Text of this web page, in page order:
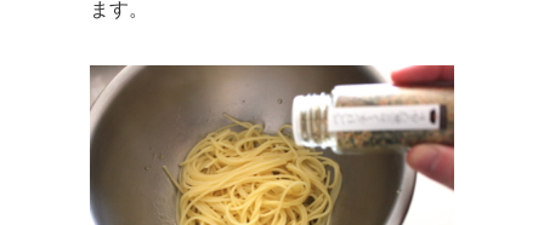
ます。